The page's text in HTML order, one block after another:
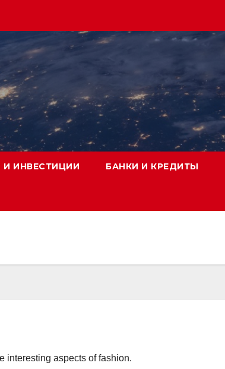
И ИНВЕСТИЦИИ БАНКИ И КРЕДИТЫ
interesting aspects of fashion.